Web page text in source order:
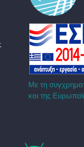
Με τη
και της